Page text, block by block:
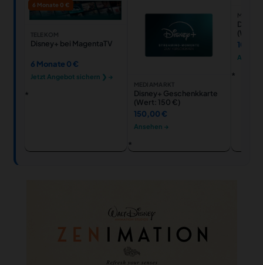
6 Monate 0 €
TELEKOM
Disney+ bei MagentaTV
6 Monate 0 €
Jetzt Angebot sichern ❯ →
MEDIAMARKT
Disney+ Geschenkkarte
(Wert: 150 €)
150,00 €
Ansehen →
(Wert: